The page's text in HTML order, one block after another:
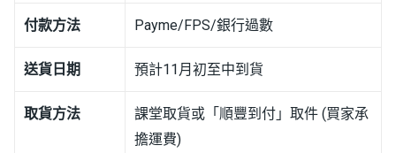
付款方法 Payme/FPS/銀行過數
送貨日期 預計11月初至中到貨
取貨方法
課堂取貨或「順豐到付」取件 (買家承
擔運費)